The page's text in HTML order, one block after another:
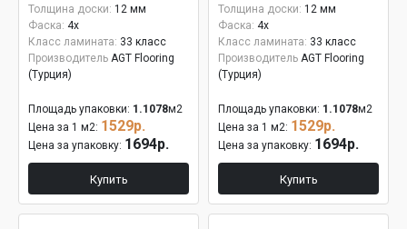
Толщина доски: 12 мм
Фаска: 4x
Класс ламината: 33 класс
Производитель AGT Flooring
(Турция)
Площадь упаковки: 1.1078м2
Цена за 1 м2: 1529р.
Цена за упаковку: 1694р.
Купить
Толщина доски: 12 мм
Фаска: 4x
Класс ламината: 33 класс
Производитель AGT Flooring
(Турция)
Площадь упаковки: 1.1078м2
Цена за 1 м2: 1529р.
Цена за упаковку: 1694р.
Купить